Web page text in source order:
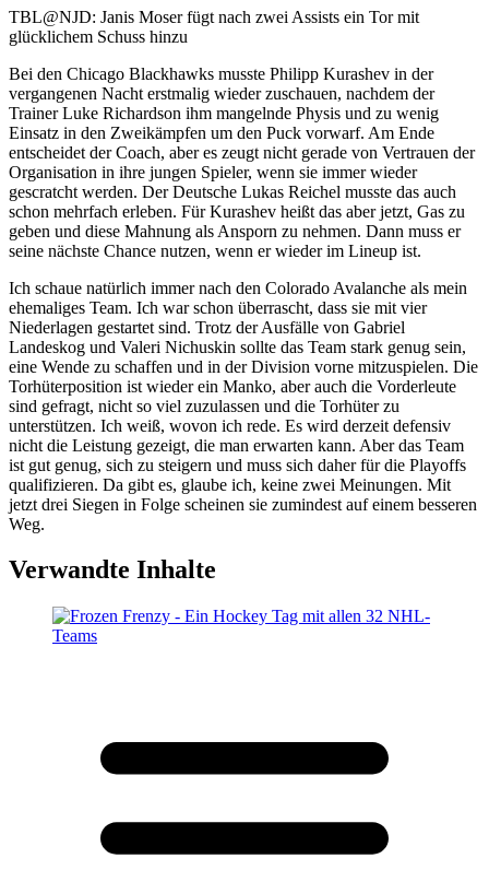
Video
TBL@NJD: Janis Moser fügt nach zwei Assists ein Tor mit
glücklichem Schuss hinzu
Bei den Chicago Blackhawks musste Philipp Kurashev in der
vergangenen Nacht erstmalig wieder zuschauen, nachdem der
Trainer Luke Richardson ihm mangelnde Physis und zu wenig
Einsatz in den Zweikämpfen um den Puck vorwarf. Am Ende
entscheidet der Coach, aber es zeugt nicht gerade von Vertrauen der
Organisation in ihre jungen Spieler, wenn sie immer wieder
gescratcht werden. Der Deutsche Lukas Reichel musste das auch
schon mehrfach erleben. Für Kurashev heißt das aber jetzt, Gas zu
geben und diese Mahnung als Ansporn zu nehmen. Dann muss er
seine nächste Chance nutzen, wenn er wieder im Lineup ist.
Ich schaue natürlich immer nach den Colorado Avalanche als mein
ehemaliges Team. Ich war schon überrascht, dass sie mit vier
Niederlagen gestartet sind. Trotz der Ausfälle von Gabriel
Landeskog und Valeri Nichuskin sollte das Team stark genug sein,
eine Wende zu schaffen und in der Division vorne mitzuspielen. Die
Torhüterposition ist wieder ein Manko, aber auch die Vorderleute
sind gefragt, nicht so viel zuzulassen und die Torhüter zu
unterstützen. Ich weiß, wovon ich rede. Es wird derzeit defensiv
nicht die Leistung gezeigt, die man erwarten kann. Aber das Team
ist gut genug, sich zu steigern und muss sich daher für die Playoffs
qualifizieren. Da gibt es, glaube ich, keine zwei Meinungen. Mit
jetzt drei Siegen in Folge scheinen sie zumindest auf einem besseren
Weg.
Verwandte Inhalte